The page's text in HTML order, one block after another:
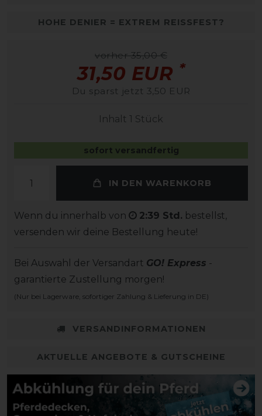
HOHE DENIER = EXTREM REISSFEST?
vorher 35,00 €
31,50 EUR *
Du sparst jetzt 3,50 EUR
Inhalt 1 Stück
sofort versandfertig
IN DEN WARENKORB
Wenn du innerhalb von 2:39 Std. bestellst,
versenden wir deine Bestellung heute!
Bei Auswahl der Versandart GO! Express -
garantierte Zustellung morgen!
(Nur bei Lagerware, sofortiger Zahlung & Lieferung in DE)
VERSANDINFORMATIONEN
AKTUELLE ANGEBOTE & GUTSCHEINE